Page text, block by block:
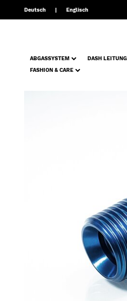
Deutsch Englisch
ABGASSYSTEM DASH
FASHION & CARE